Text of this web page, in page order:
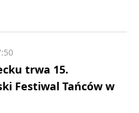
trwa 15.
Festiwal Tańców w